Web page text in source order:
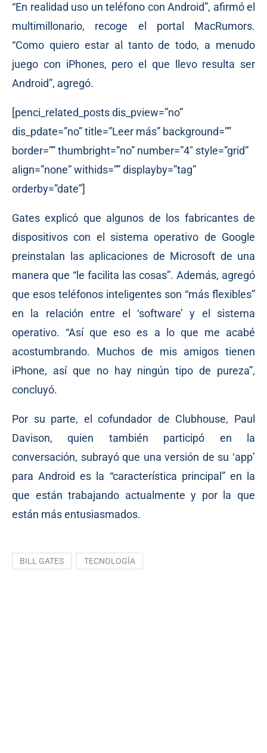
“En realidad uso un teléfono con Android”, afirmó el
multimillonario, recoge el portal MacRumors.
“Como quiero estar al tanto de todo, a menudo
juego con iPhones, pero el que llevo resulta ser
Android”, agregó.
[penci_related_posts dis_pview=”no”
dis_pdate=”no” title=”Leer más” background=””
border=”” thumbright=”no” number=”4″ style=”grid”
align=”none” withids=”” displayby=”tag”
orderby=”date”]
Gates explicó que algunos de los fabricantes de
dispositivos con el sistema operativo de Google
preinstalan las aplicaciones de Microsoft de una
manera que “le facilita las cosas”. Además, agregó
que esos teléfonos inteligentes son “más flexibles”
en la relación entre el ‘software’ y el sistema
operativo. “Así que eso es a lo que me acabé
acostumbrando. Muchos de mis amigos tienen
iPhone, así que no hay ningún tipo de pureza”,
concluyó.
Por su parte, el cofundador de Clubhouse, Paul
Davison, quien también participó en la
conversación, subrayó que una versión de su ‘app’
para Android es la “característica principal” en la
que están trabajando actualmente y por la que
están más entusiasmados.
BILL GATES TECNOLOGÍA